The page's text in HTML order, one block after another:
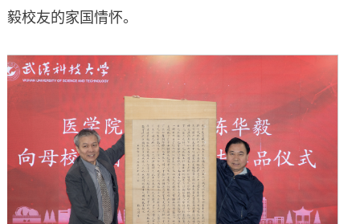
毅校友的家国情怀。